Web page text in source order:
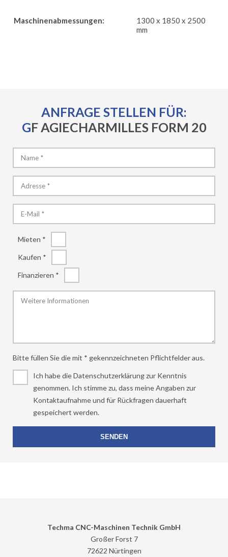
Maschinenabmessungen:
1300 x 1850 x 2500
mm
ANFRAGE STELLEN FÜR:
GF AGIECHARMILLES FORM 20
Mieten *
Kaufen *
Finanzieren *
Bitte füllen Sie die mit * gekennzeichneten Pflichtfelder aus.
Ich habe die Datenschutzerklärung zur Kenntnis
genommen. Ich stimme zu, dass meine Angaben zur
Kontaktaufnahme und für Rückfragen dauerhaft
gespeichert werden.
Techma CNC-Maschinen Technik GmbH
Großer Forst 7
72622 Nürtingen